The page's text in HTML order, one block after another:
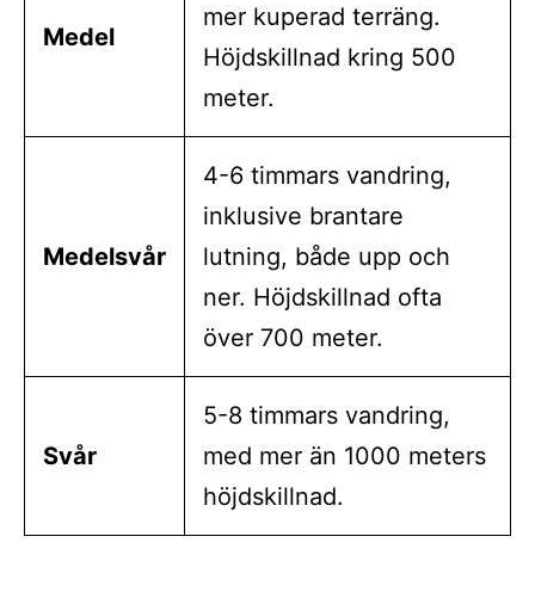
Medel
mer kuperad terräng.
Höjdskillnad kring 500
meter.
Medelsvår
4-6 timmars vandring,
inklusive brantare
lutning, både upp och
ner. Höjdskillnad ofta
över 700 meter.
Svår
5-8 timmars vandring,
med mer än 1000 meters
höjdskillnad.